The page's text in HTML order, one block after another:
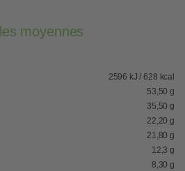
moyennes
2596 kJ / 628 kcal
53,50 g
35,50 g
22,20 g
21,80 g
12,3 g
8,30 g